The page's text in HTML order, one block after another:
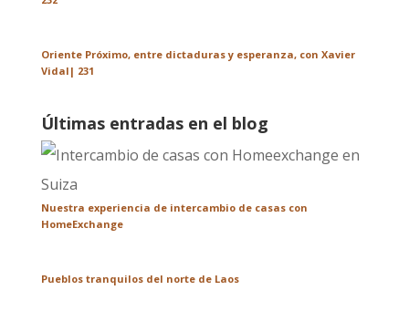
Oriente Próximo, entre dictaduras y esperanza, con Xavier
Vidal| 231
Últimas entradas en el blog
Nuestra experiencia de intercambio de casas con
HomeExchange
Pueblos tranquilos del norte de Laos